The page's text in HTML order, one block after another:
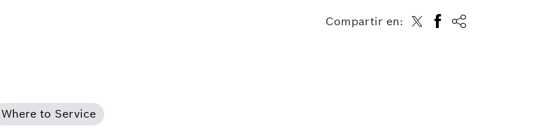
Compartir en:
Where to Service